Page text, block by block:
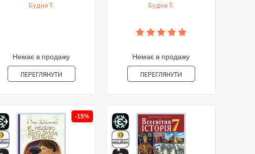
Будна Т.
Немає в продажу
ПЕРЕГЛЯНУТИ
Будна Т.
Немає в продажу
ПЕРЕГЛЯНУТИ
-15%